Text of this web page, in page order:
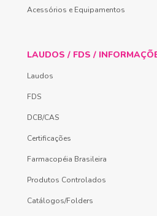
Acessórios e Equipamentos
LAUDOS / FDS /
Laudos
FDS
DCB/CAS
Certificações
Farmacopéia Brasileira
Produtos Controlados
Catálogos/Folders